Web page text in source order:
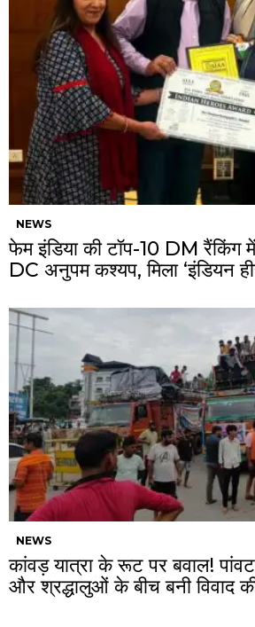
NEWS
फेम इंडिया की टॉप-10 DM रैंकिंग
DC अनुपम कश्यप, मिला ‘इंडियन
NEWS
कांवड़ यात्रा के रूट पर बवाल!
और श्रद्धालुओं के बीच बनी विवाद